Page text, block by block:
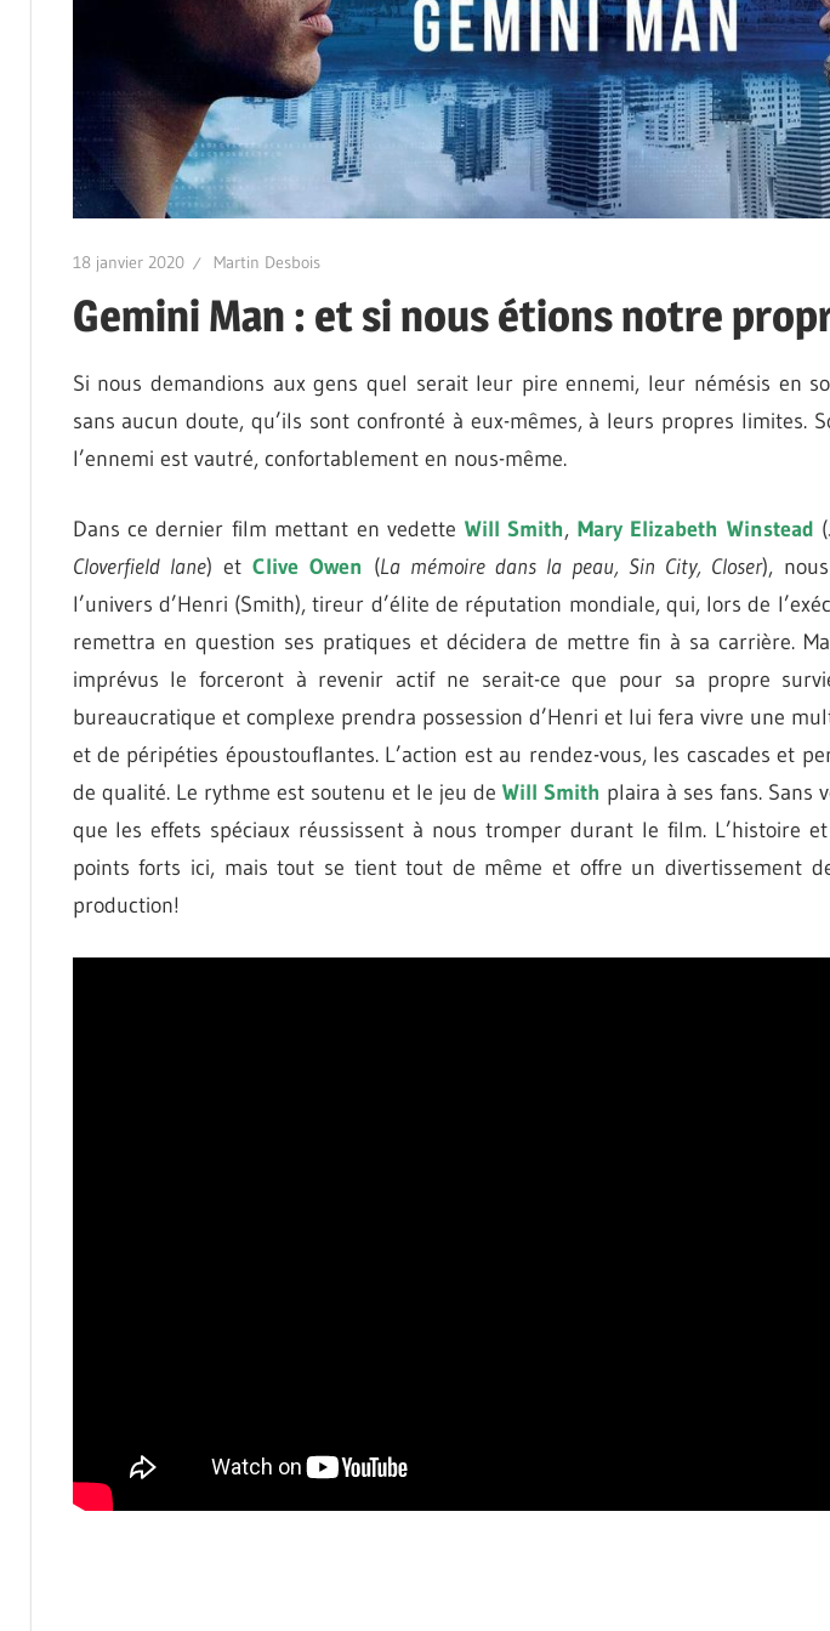
18 janvier 2020 Martin Desbois
Gemini Man : et si nous étions notre
Si nous demandions aux gens quel serait leur pire ennemi, leur némésis en
sans aucun doute, qu’ils sont confronté à eux-mêmes, à leurs propres limites.
l’ennemi est vautré, confortablement en nous-même.
Dans ce dernier film mettant en vedette Will Smith, Mary Elizabeth Winstead (
Cloverfield lane) et Clive Owen (La mémoire dans la peau, Sin City, Closer),
l’univers d’Henri (Smith), tireur d’élite de réputation mondiale, qui, lors de
remettra en question ses pratiques et décidera de mettre fin à sa carrière.
imprévus le forceront à revenir actif ne serait-ce que pour sa propre
bureaucratique et complexe prendra possession d’Henri et lui fera vivre une
et de péripéties époustouflantes. L’action est au rendez-vous, les cascades et
de qualité. Le rythme est soutenu et le jeu de Will Smith plaira à ses fans. Sans
que les effets spéciaux réussissent à nous tromper durant le film. L’histoire
points forts ici, mais tout se tient tout de même et offre un divertissement
production!